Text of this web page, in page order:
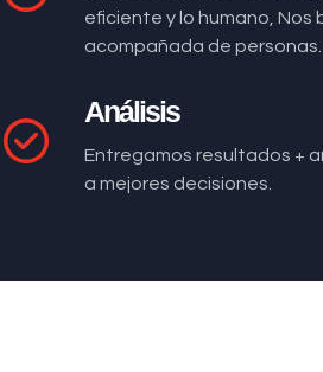
eficiente y lo humano,
acompañada de personas.
Análisis
Entregamos resultados +
a mejores decisiones.